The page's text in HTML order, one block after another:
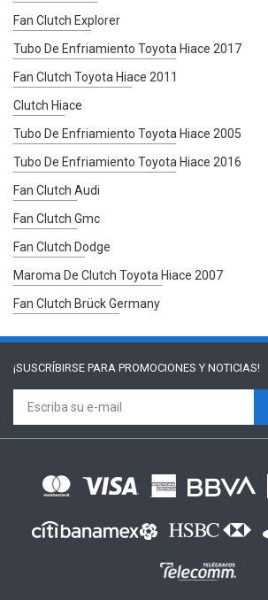
Fan Clutch Explorer
Tubo De Enfriamiento Toyota Hiace 2017
Fan Clutch Toyota Hiace 2011
Clutch Hiace
Tubo De Enfriamiento Toyota Hiace 2005
Tubo De Enfriamiento Toyota Hiace 2016
Fan Clutch Audi
Fan Clutch Gmc
Fan Clutch Dodge
Maroma De Clutch Toyota Hiace 2007
Fan Clutch Brück Germany
¡SUSCRÍBIRSE PARA PROMOCIONES Y NOTICIAS!